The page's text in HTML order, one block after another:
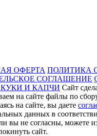
ОФЕРТА ПОЛИТИКА
СОГЛАШЕНИЕ
КУКИ И КАПЧИ Сайт
на сайте файлы по
на сайте, вы даете
данных в
вы не согласны, можете
сайт.